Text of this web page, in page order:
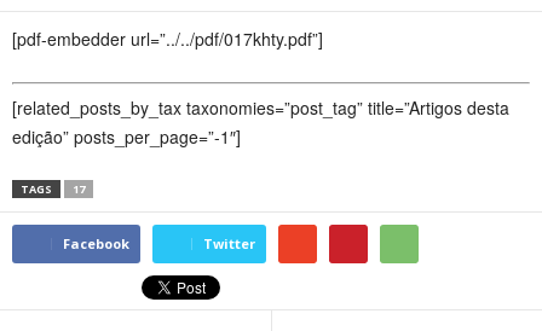
[pdf-embedder url=”../../pdf/017khty.pdf”]
[related_posts_by_tax taxonomies=”post_tag” title=”Artigos desta
edição” posts_per_page=”-1″]
TAGS 17
Facebook Twitter